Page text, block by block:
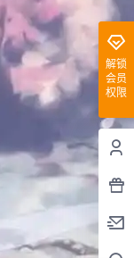
解锁
会员
权限